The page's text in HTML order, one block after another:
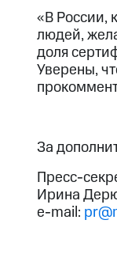
«В России,
людей,
доля
Уверены,
За
Пресс-
Ирина
e-mail: